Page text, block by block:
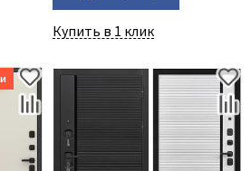
Купить в 1 клик